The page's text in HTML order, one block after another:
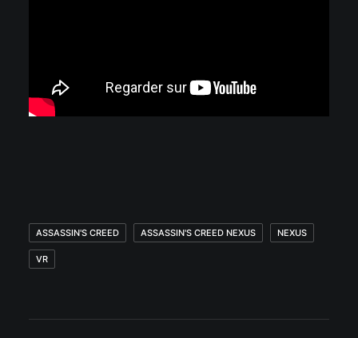
ASSASSIN'S CREED ASSASSIN'S CREED NEXUS NEXUS
VR